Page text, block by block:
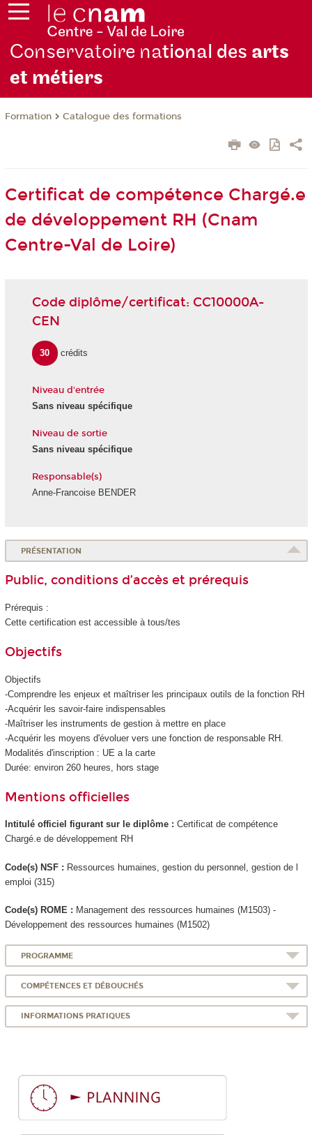
Conservatoire national des arts
et métiers
Formation Catalogue des formations
Certificat de compétence Chargé.e
de développement RH (Cnam
Centre-Val de Loire)
Code diplôme/certificat: CC10000A-
CEN
30 crédits
Niveau d'entrée
Sans niveau spécifique
Niveau de sortie
Sans niveau spécifique
Responsable(s)
Anne-Francoise BENDER
PRÉSENTATION
Public, conditions d’accès et prérequis
Prérequis :
Cette certification est accessible à tous/tes
Objectifs
Objectifs
-Comprendre les enjeux et maîtriser les principaux outils de la fonction RH
-Acquérir les savoir-faire indispensables
-Maîtriser les instruments de gestion à mettre en place
-Acquérir les moyens d'évoluer vers une fonction de responsable RH.
Modalités d'inscription : UE a la carte
Durée: environ 260 heures, hors stage
Mentions officielles
Intitulé officiel figurant sur le diplôme : Certificat de compétence
Chargé.e de développement RH
Code(s) NSF : Ressources humaines, gestion du personnel, gestion de l
emploi (315)
Code(s) ROME : Management des ressources humaines (M1503) -
Développement des ressources humaines (M1502)
PROGRAMME
COMPÉTENCES ET DÉBOUCHÉS
INFORMATIONS PRATIQUES